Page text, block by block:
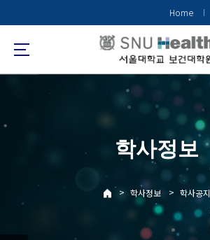
로
메
Home
학사정보
> 학사정보 > 학사공지